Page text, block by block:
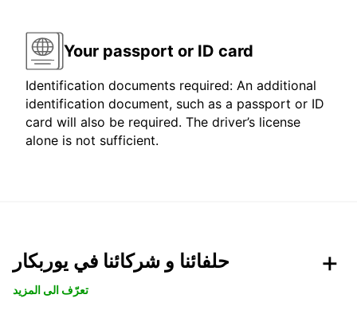
Your passport or ID card
Identification documents required: An additional
identification document, such as a passport or ID
card will also be required. The driver’s license
alone is not sufficient.
حلفائنا و شركائنا في يوربكار
تعرّف الى المزيد